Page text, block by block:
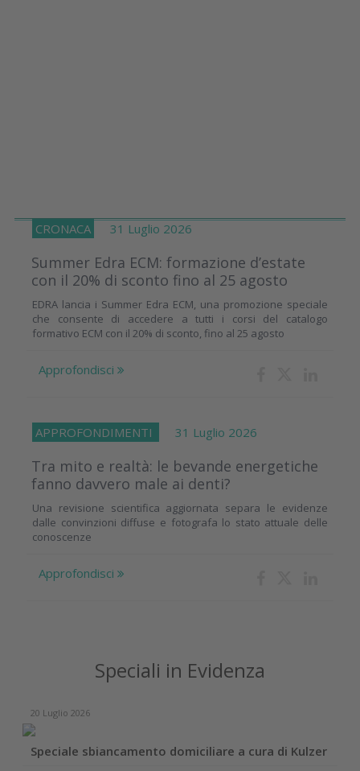
CRONACA 31 Luglio 2026
Summer Edra ECM: formazione d’estate
con il 20% di sconto fino al 25 agosto
EDRA lancia i Summer Edra ECM, una promozione speciale
che consente di accedere a tutti i corsi del catalogo
formativo ECM con il 20% di sconto, fino al 25 agosto
Approfondisci
APPROFONDIMENTI 31 Luglio 2026
Tra mito e realtà: le bevande energetiche
fanno davvero male ai denti?
Una revisione scientifica aggiornata separa le evidenze
dalle convinzioni diffuse e fotografa lo stato attuale delle
conoscenze
Approfondisci
Speciali in Evidenza
20 Luglio 2026
Speciale sbiancamento domiciliare a cura di Kulzer